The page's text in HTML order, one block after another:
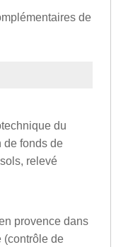
de
du
de fonds de
relevé
provence dans
(contrôle de